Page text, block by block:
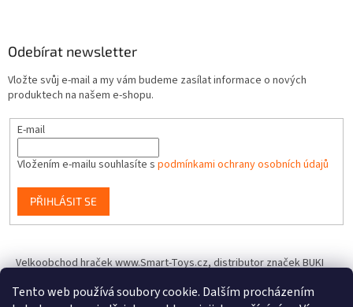
Tento web používá soubory cookie. Dalším procházením
Odebírat newsletter
Vložte svůj e-mail a my vám budeme zasílat informace o nových
produktech na našem e-shopu.
E-mail
Vložením e-mailu souhlasíte s podmínkami ochrany osobních údajů
PŘIHLÁSIT SE
Velkoobchod hraček www.Smart-Toys.cz, distributor značek BUKI